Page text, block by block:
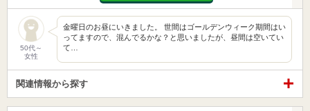
50代～
女性
金曜日のお昼にいきました。 世間はゴールデンウィーク期間はい
ってますので、混んでるかな？と思いましたが、昼間は空いてい
て…
関連情報から探す